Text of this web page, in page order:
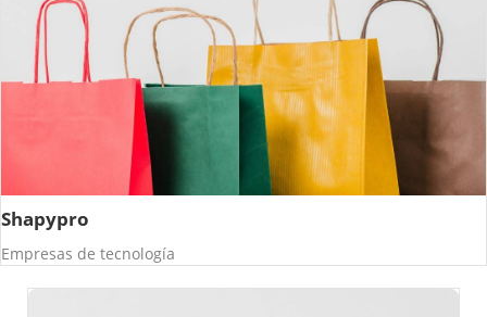
Shapypro
Empresas de tecnología